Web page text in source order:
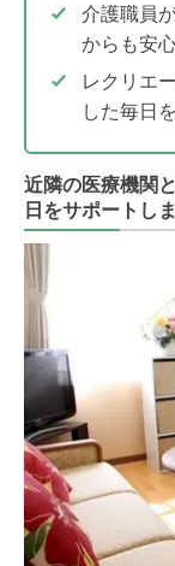
介護職員
からも安
レクリエ
した毎日
近隣の医療機関
日をサポートし